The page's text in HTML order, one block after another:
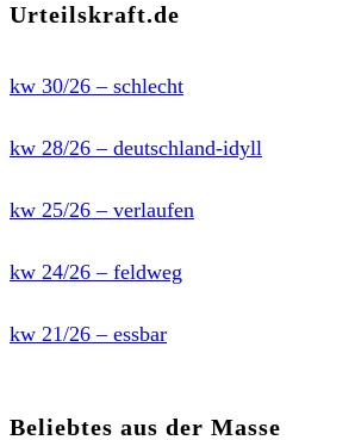
Urteilskraft.de
kw 30/26 – schlecht
kw 28/26 – deutschland-idyll
kw 25/26 – verlaufen
kw 24/26 – feldweg
kw 21/26 – essbar
Beliebtes aus der Masse